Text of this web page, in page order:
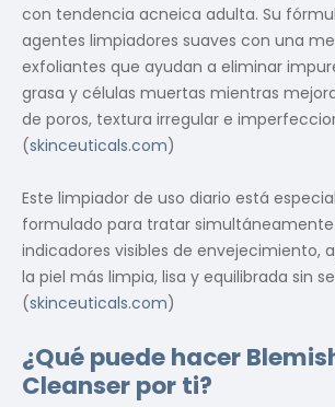
con tendencia acneica adulta. Su
agentes limpiadores suaves con una
exfoliantes que ayudan a eliminar
grasa y células muertas mientras
de poros, textura irregular e
(skinceuticals.com)
Este limpiador de uso diario está
formulado para tratar
indicadores visibles de envejecimiento,
la piel más limpia, lisa y equilibrada sin
(skinceuticals.com)
¿Qué puede hacer
Cleanser por ti?